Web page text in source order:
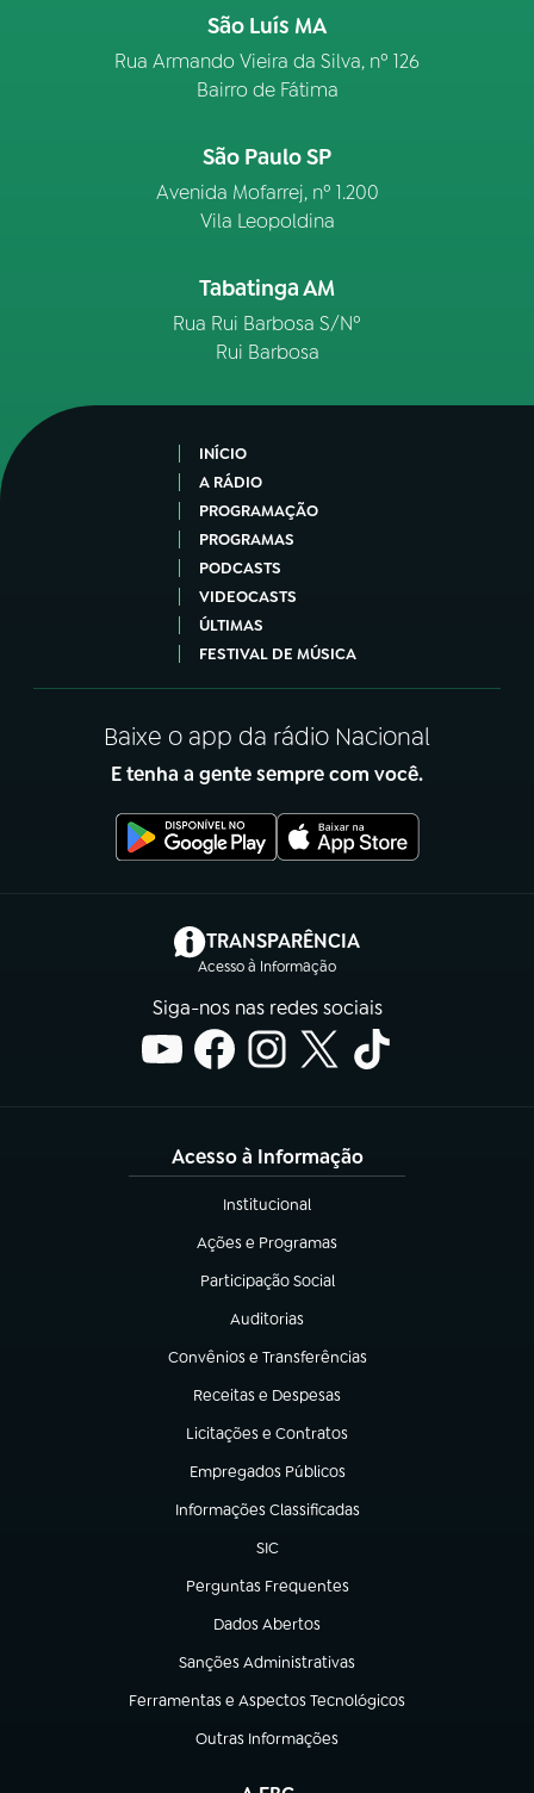
São Luís MA
Rua Armando Vieira da Silva, nº 126
Bairro de Fátima
São Paulo SP
Avenida Mofarrej, nº 1.200
Vila Leopoldina
Tabatinga AM
Rua Rui Barbosa S/Nº
Rui Barbosa
INÍCIO
A RÁDIO
PROGRAMAÇÃO
PROGRAMAS
PODCASTS
VIDEOCASTS
ÚLTIMAS
FESTIVAL DE MÚSICA
Baixe o app da rádio Nacional
E tenha a gente sempre com você.
TRANSPARÊNCIA
Acesso à Informação
(abre em nova aba)
Siga-nos nas redes sociais
Acesso à Informação
Institucional
(abre em nova aba)
Ações e Programas
(abre em nova aba)
Participação Social
(abre em nova aba)
Auditorias
(abre em nova aba)
Convênios e Transferências
(abre em nova aba)
Receitas e Despesas
(abre em nova aba)
Licitações e Contratos
(abre em nova aba)
Empregados Públicos
(abre em nova aba)
Informações Classificadas
(abre em nova aba)
SIC
(abre em nova aba)
Perguntas Frequentes
(abre em nova aba)
Dados Abertos
(abre em nova aba)
Sanções Administrativas
(abre em nova aba)
Ferramentas e Aspectos Tecnológicos
(abre em nova aba)
Outras Informações
(abre em nova aba)